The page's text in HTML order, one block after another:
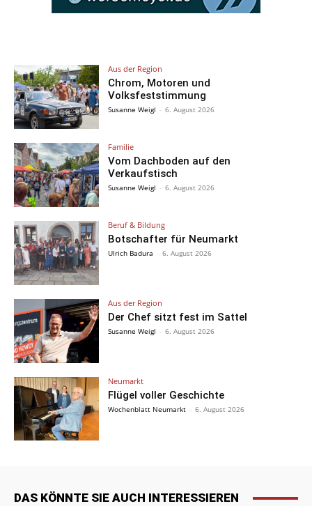
Aus der Region
Chrom, Motoren und
Volksfeststimmung
Susanne Weigl - 6. August 2026
Familie
Vom Dachboden auf den
Verkaufstisch
Susanne Weigl - 6. August 2026
Beruf & Bildung
Botschafter für Neumarkt
Ulrich Badura - 6. August 2026
Aus der Region
Der Chef sitzt fest im Sattel
Susanne Weigl - 6. August 2026
Neumarkt
Flügel voller Geschichte
Wochenblatt Neumarkt - 6. August 2026
DAS KÖNNTE SIE AUCH INTERESSIEREN